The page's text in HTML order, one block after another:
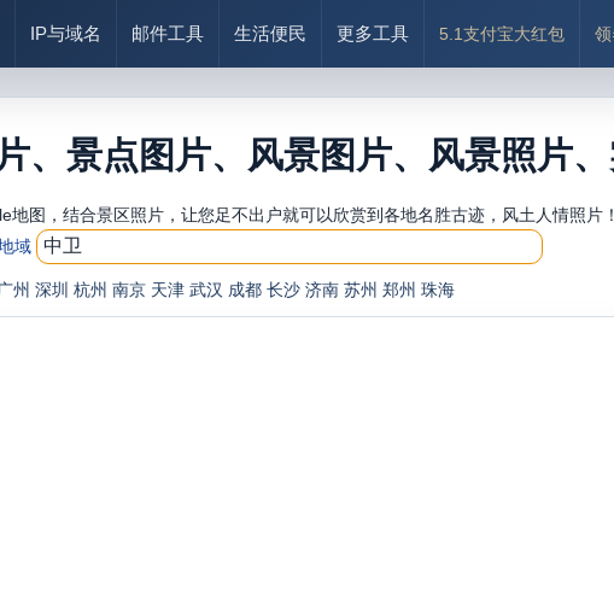
IP与域名 邮件工具 生活便民 更多工具 5.1支付宝大红包
、景点图片、风景图片、风景照片
地图，结合景区照片，让您足不出户就可以欣赏到各地名胜古迹，风土人情照片！
域
广州 深圳 杭州 南京 天津 武汉 成都 长沙 济南 苏州 郑州 珠海